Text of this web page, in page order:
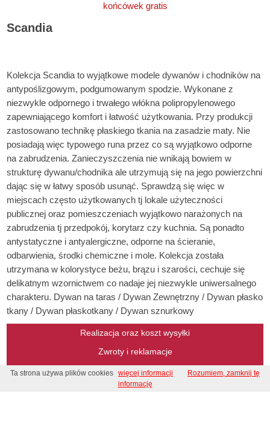
końcówek gratis
Scandia
Kolekcja Scandia to wyjątkowe modele dywanów i chodników na
antypoślizgowym, podgumowanym spodzie. Wykonane z
niezwykle odpornego i trwałego włókna polipropylenowego
zapewniającego komfort i łatwość użytkowania. Przy produkcji
zastosowano technikę płaskiego tkania na zasadzie maty. Nie
posiadają więc typowego runa przez co są wyjątkowo odporne
na zabrudzenia. Zanieczyszczenia nie wnikają bowiem w
strukturę dywanu/chodnika ale utrzymują się na jego powierzchni
dając się w łatwy sposób usunąć. Sprawdzą się więc w
miejscach często użytkowanych tj lokale użyteczności
publicznej oraz pomieszczeniach wyjątkowo narażonych na
zabrudzenia tj przedpokój, korytarz czy kuchnia. Są ponadto
antystatyczne i antyalergiczne, odporne na ścieranie,
odbarwienia, środki chemiczne i mole. Kolekcja została
utrzymana w kolorystyce beżu, brązu i szarości, cechuje się
delikatnym wzornictwem co nadaje jej niezwykle uniwersalnego
charakteru. Dywan na taras / Dywan Zewnętrzny / Dywan płasko
tkany / Dywan płaskotkany / Dywan sznurkowy
Realizacja oraz koszt wysyłki
Zwroty i reklamacje
Metody płatności
Regulamin
Ta strona używa plików cookies więcej informacji
Rozumiem, zamknij tę
informację